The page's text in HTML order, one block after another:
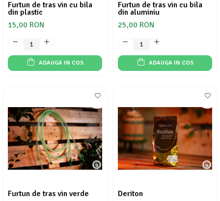
Furtun de tras vin cu bila
din plastic
15,00 RON
ADAUGA IN COS
Furtun de tras vin cu bila
din aluminiu
25,00 RON
ADAUGA IN COS
Furtun de tras vin verde
Deriton